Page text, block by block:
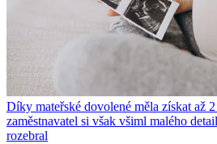
Díky mateřské dovolené měla získat až
zaměstnavatel si však všiml malého
rozebral